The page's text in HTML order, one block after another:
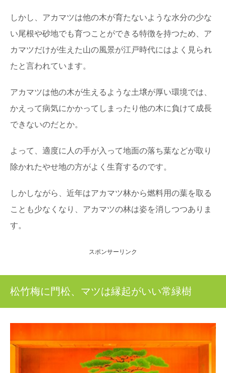
しかし、アカマツは他の木が育たないような水分の少な
い尾根や砂地でも育つことができる特徴を持つため、ア
カマツだけが生えた山の風景が江戸時代にはよく見られ
たと言われています。
アカマツは他の木が生えるような土壌が厚い環境では、
かえって病気にかかってしまったり他の木に負けて成長
できないのだとか。
よって、適度に人の手が入って地面の落ち葉などが取り
除かれたやせ地の方がよく生育するのです。
しかしながら、近年はアカマツ林から燃料用の葉を取る
ことも少なくなり、アカマツの林は姿を消しつつありま
す。
スポンサーリンク
松竹梅に門松、マツは縁起がいい常緑樹